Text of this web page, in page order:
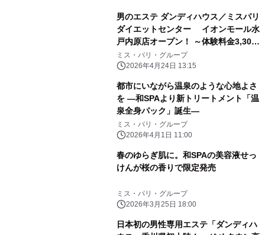
男のエステ ダンディハウス／ミスパリ
ダイエットセンター イオンモール水
戸内原店オープン！ ～体験料金3,300
円(税込み)＋入会金0円キャンペーン実
施～
ミス・パリ・グループ
2026年4月24日 13:15
都市にいながら温泉のような心地よさ
を ―和SPAより新トリートメント「温
泉全身パック」誕生―
ミス・パリ・グループ
2026年4月1日 11:00
春のゆらぎ肌に。和SPAの美容液せっ
けんが桜の香りで限定発売
ミス・パリ・グループ
2026年3月25日 18:00
日本初の男性専用エステ「ダンディハ